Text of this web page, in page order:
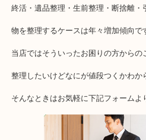
土日祝日休まず年末年始のほかは年
・ただいま冬キャンペーン実施中
・特殊査定依頼のご相談もお気軽に
終活・遺品整理・生前整理・断捨
物を整理するケースは年々増加傾